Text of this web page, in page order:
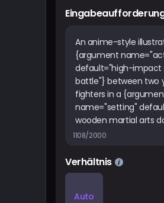
1108/2000
Verhältnis
Auto